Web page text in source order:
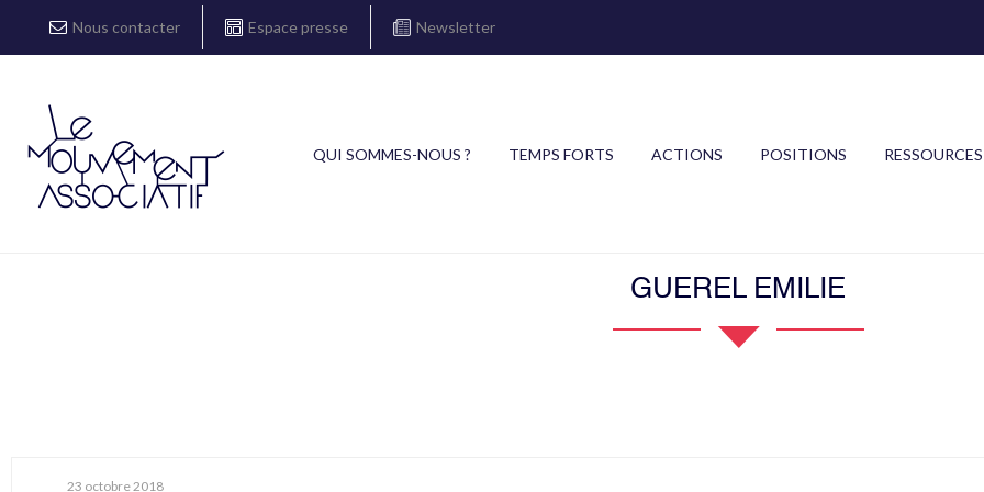
Nous contacter Espace presse Newsletter
QUI SOMMES-NOUS ? TEMPS FORTS ACTIONS POSITIONS RESSOURCES
GUEREL EMILIE
23 octobre 2018